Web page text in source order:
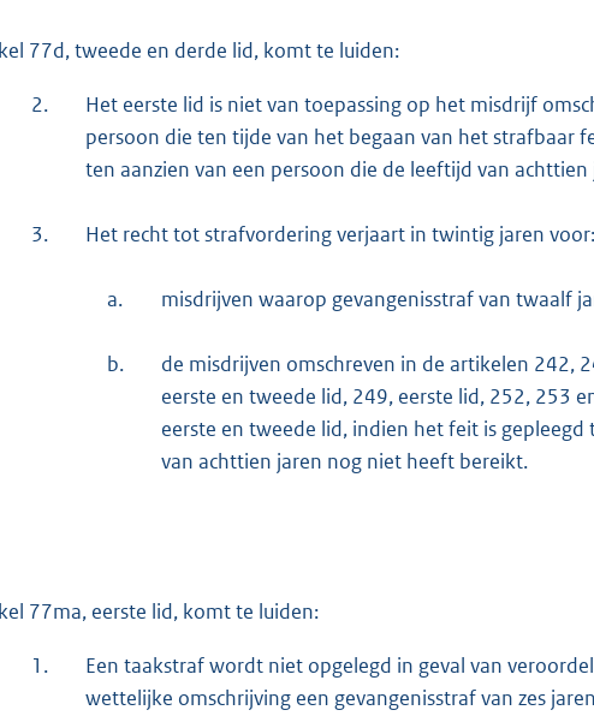
77d, tweede en derde lid, komt te luiden:
2.
Het eerste lid is niet van toepassing op het misdrijf
persoon die ten tijde van het begaan van het strafbaar
ten aanzien van een persoon die de leeftijd van
3. Het recht tot strafvordering verjaart in twintig jaren voor:
a. misdrijven waarop gevangenisstraf van twaalf
b.
de misdrijven omschreven in de artikelen 242,
eerste en tweede lid, 249, eerste lid, 252, 253
eerste en tweede lid, indien het feit is
van achttien jaren nog niet heeft bereikt.
77ma, eerste lid, komt te luiden:
1.
Een taakstraf wordt niet opgelegd in geval van
wettelijke omschrijving een gevangenisstraf van zes